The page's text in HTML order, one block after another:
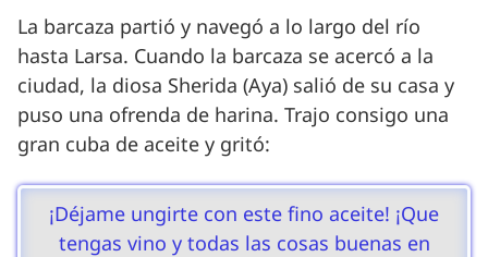
La barcaza partió y navegó a lo largo del río
hasta Larsa. Cuando la barcaza se acercó a la
ciudad, la diosa Sherida (Aya) salió de su casa y
puso una ofrenda de harina. Trajo consigo una
gran cuba de aceite y gritó:
¡Déjame ungirte con este fino aceite! ¡Que
tengas vino y todas las cosas buenas en